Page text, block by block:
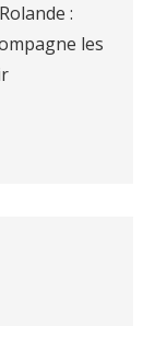
:
les